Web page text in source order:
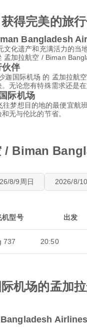
得完美的旅
Bangladesh
文化遗产和充满活力的当
孟加拉航空 / Biman
伴
迦国际机场 的 孟加拉航
无论您有特殊需求还是
际机场
梦想目的地的最便宜航
无与伦比的节省。
/ Biman
8/9周日 2026/8/
机型号 出发
737 20:50
际机场的孟加